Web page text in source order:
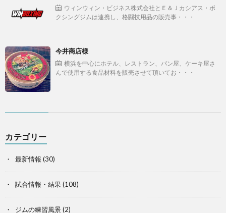
ウィンウィン・ビジネス株式会社とＥ＆Ｊカシアス・ボ
クシングジムは連携し、格闘技用品の販売事・・・
今井商店様
横浜を中心にホテル、レストラン、パン屋、ケーキ屋さ
んで使用する食品材料を販売させて頂いてお・・・
カテゴリー
最新情報 (30)
試合情報・結果(108)
ジムの練習風景(2)